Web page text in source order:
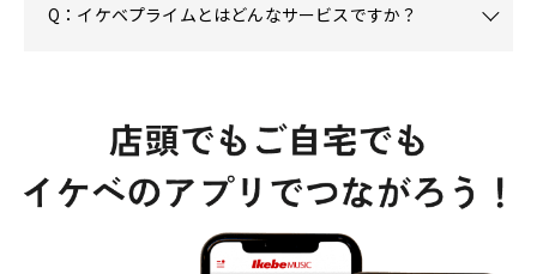
Q：イケベプライムとはどんなサービスですか？